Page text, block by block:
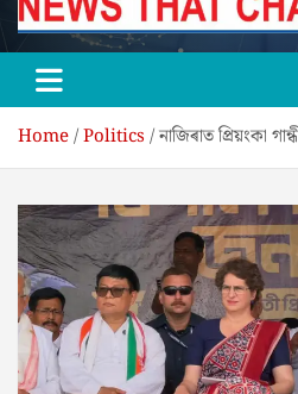
SGNON
Home Politics নাজিৰাত প্ৰিয়ংকা